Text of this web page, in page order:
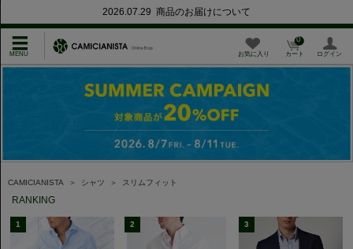
2026.07.29 商品のお届けについて
お気に入り カート
0
ログイン
CAMICIANISTA ＞ シャツ ＞ スリムフィット
RANKING
1 2 3